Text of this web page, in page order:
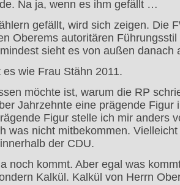
Na ja, wenn es ihm gefällt …
gefällt, wird sich zeigen. Die
Oberems autoritären Führungsstil
sieht es von außen danach
wie Frau Stähn 2011.
möchte ist, warum die RP
Jahrzehnte eine prägende Figur
Figur stelle ich mir anders
was nicht mitbekommen.
der CDU.
noch kommt. Aber egal was
Kalkül. Kalkül von Herrn